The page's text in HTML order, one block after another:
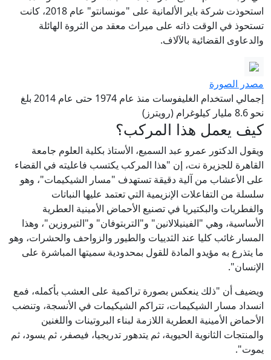
استحوذت شركة باير الألمانية على "مونسانتو" عام 2018، كانت
تستحوذ في الوقت ذاته على ميراث معقد من الثروة الهائلة
والدعاوى القضائية بالآلاف.
مصدر الصورة
إجمالي استخدام الغليفوسات منذ عام 1974 حتى عام 2014 بلغ
نحو 8.6 مليار كيلوغرام (رويترز)
كيف يعمل هذا المركب؟
ويقول الدكتور عمرو عبد السميع، الأستاذ بكلية العلوم جامعة
القاهرة للجزيرة نت، إن "هذا المركب يكتسب فاعليته في القضاء
على الأعشاب من آلية دقيقة تستهدف "مسار الشيكيمات"، وهو
سلسلة من التفاعلات الإنزيمية التي تعتمد عليها النباتات
والفطريات والبكتيريا في تصنيع الأحماض الأمينية العطرية
الأساسية، وهي "الفينيلالانين" و"التربتوفان" و"التيروزين"، وهذا
المسار غائب كليا عند الثدييات والطيور والزواحف والحشرات، وهو
ما يتذرع به مؤيدو المادة للقول بمحدودية سميتها المباشرة على
الإنسان".
ويضيف أن "ذلك ينعكس بصورة تراكمية على العشب بأكمله، فمع
انسداد مسار الشيكيمات، تتراكم الشيكيمات في الأنسجة، وتنضب
الأحماض الأمينية العطرية اللازمة لبناء البروتينات واللغنين
والمنتجات الثانوية الحيوية، ثم يتدهور تدريجيا، فيصفر، ثم يسود، ثم
يموت".